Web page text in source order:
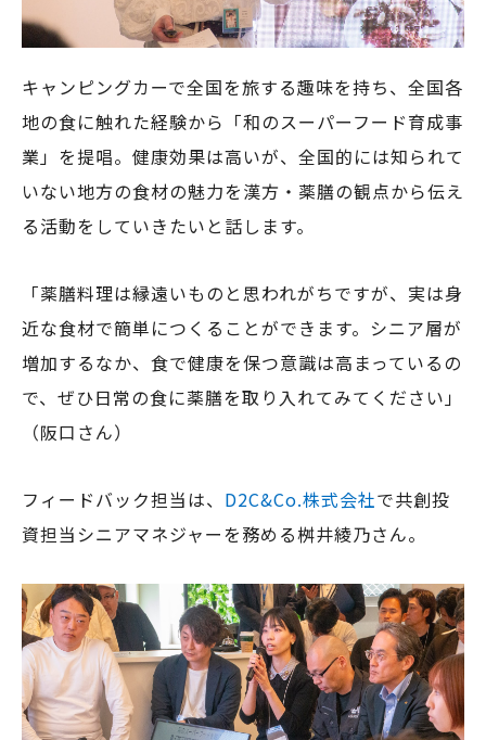
キャンピングカーで全国を旅する趣味を持ち、全国各
地の食に触れた経験から「和のスーパーフード育成事
業」を提唱。健康効果は高いが、全国的には知られて
いない地方の食材の魅力を漢方・薬膳の観点から伝え
る活動をしていきたいと話します。
「薬膳料理は縁遠いものと思われがちですが、実は身
近な食材で簡単につくることができます。シニア層が
増加するなか、食で健康を保つ意識は高まっているの
で、ぜひ日常の食に薬膳を取り入れてみてください」
（阪口さん）
フィードバック担当は、 D2C&Co.株式会社で共創投
資担当シニアマネジャーを務める桝井綾乃さん。